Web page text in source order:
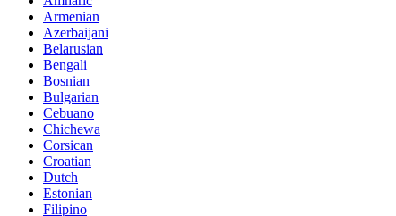
Armenian
Azerbaijani
Belarusian
Bengali
Bosnian
Bulgarian
Cebuano
Chichewa
Corsican
Croatian
Dutch
Estonian
Filipino